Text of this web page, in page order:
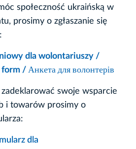
społeczność ukraińską w
prosimy o zgłaszanie się
dla wolontariuszy /
/ Анкета для волонтерів
swoje wsparcie
i towarów prosimy o
dla